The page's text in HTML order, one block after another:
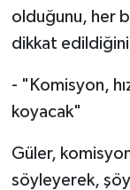
olduğunu, her
dikkat
- "Komisyon,
koyacak"
Güler,
söyleyerek,